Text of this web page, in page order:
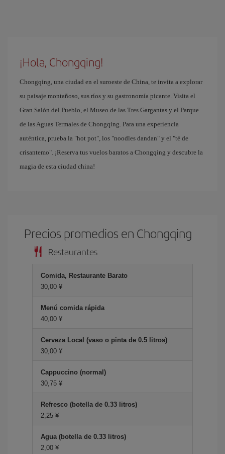
¡Hola, Chongqing!
Chongqing, una ciudad en el suroeste de China, te invita a explorar
su paisaje montañoso, sus ríos y su gastronomía picante. Visita el
Gran Salón del Pueblo, el Museo de las Tres Gargantas y el Parque
de las Aguas Termales de Chongqing. Para una experiencia
auténtica, prueba la "hot pot", los "noodles dandan" y el "té de
crisantemo". ¡Reserva tus vuelos baratos a Chongqing y descubre la
magia de esta ciudad china!
Precios promedios en Chongqing
Restaurantes
Comida, Restaurante Barato
30,00 ¥
Menú comida rápida
40,00 ¥
Cerveza Local (vaso o pinta de 0.5 litros)
30,00 ¥
Cappuccino (normal)
30,75 ¥
Refresco (botella de 0.33 litros)
2,25 ¥
Agua (botella de 0.33 litros)
2,00 ¥